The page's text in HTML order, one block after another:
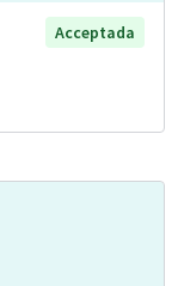
Acceptada